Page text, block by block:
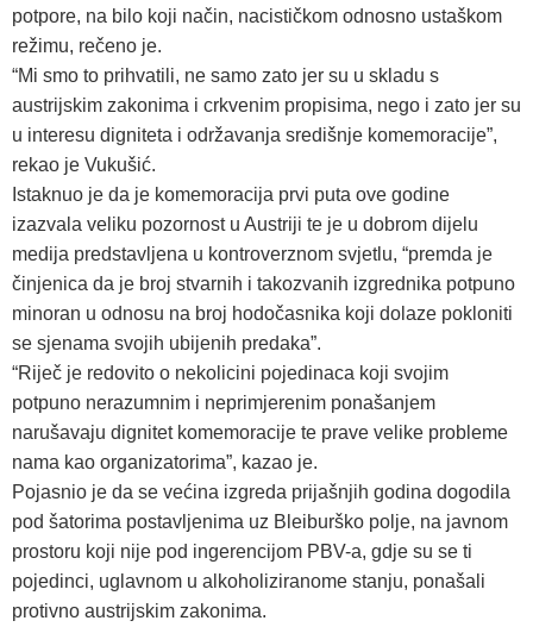
potpore, na bilo koji način, nacističkom odnosno ustaškom
režimu, rečeno je.
“Mi smo to prihvatili, ne samo zato jer su u skladu s
austrijskim zakonima i crkvenim propisima, nego i zato jer su
u interesu digniteta i održavanja središnje komemoracije”,
rekao je Vukušić.
Istaknuo je da je komemoracija prvi puta ove godine
izazvala veliku pozornost u Austriji te je u dobrom dijelu
medija predstavljena u kontroverznom svjetlu, “premda je
činjenica da je broj stvarnih i takozvanih izgrednika potpuno
minoran u odnosu na broj hodočasnika koji dolaze pokloniti
se sjenama svojih ubijenih predaka”.
“Riječ je redovito o nekolicini pojedinaca koji svojim
potpuno nerazumnim i neprimjerenim ponašanjem
narušavaju dignitet komemoracije te prave velike probleme
nama kao organizatorima”, kazao je.
Pojasnio je da se većina izgreda prijašnjih godina dogodila
pod šatorima postavljenima uz Bleiburško polje, na javnom
prostoru koji nije pod ingerencijom PBV-a, gdje su se ti
pojedinci, uglavnom u alkoholiziranome stanju, ponašali
protivno austrijskim zakonima.